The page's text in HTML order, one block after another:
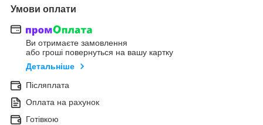
Умови оплати
Ви отримаєте замовлення
або гроші повернуться на вашу картку
Детальніше
Післяплата
Оплата на рахунок
Готівкою